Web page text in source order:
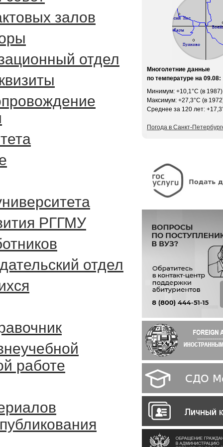
залов
отдел
РГГМУ
отдел
работе
Многолетние данные
по температуре на 09.08:
Минимум: +10,1°C (в 1987)
Максимум: +27,3°C (в
Среднее за 120 лет:
Погода в Санкт-